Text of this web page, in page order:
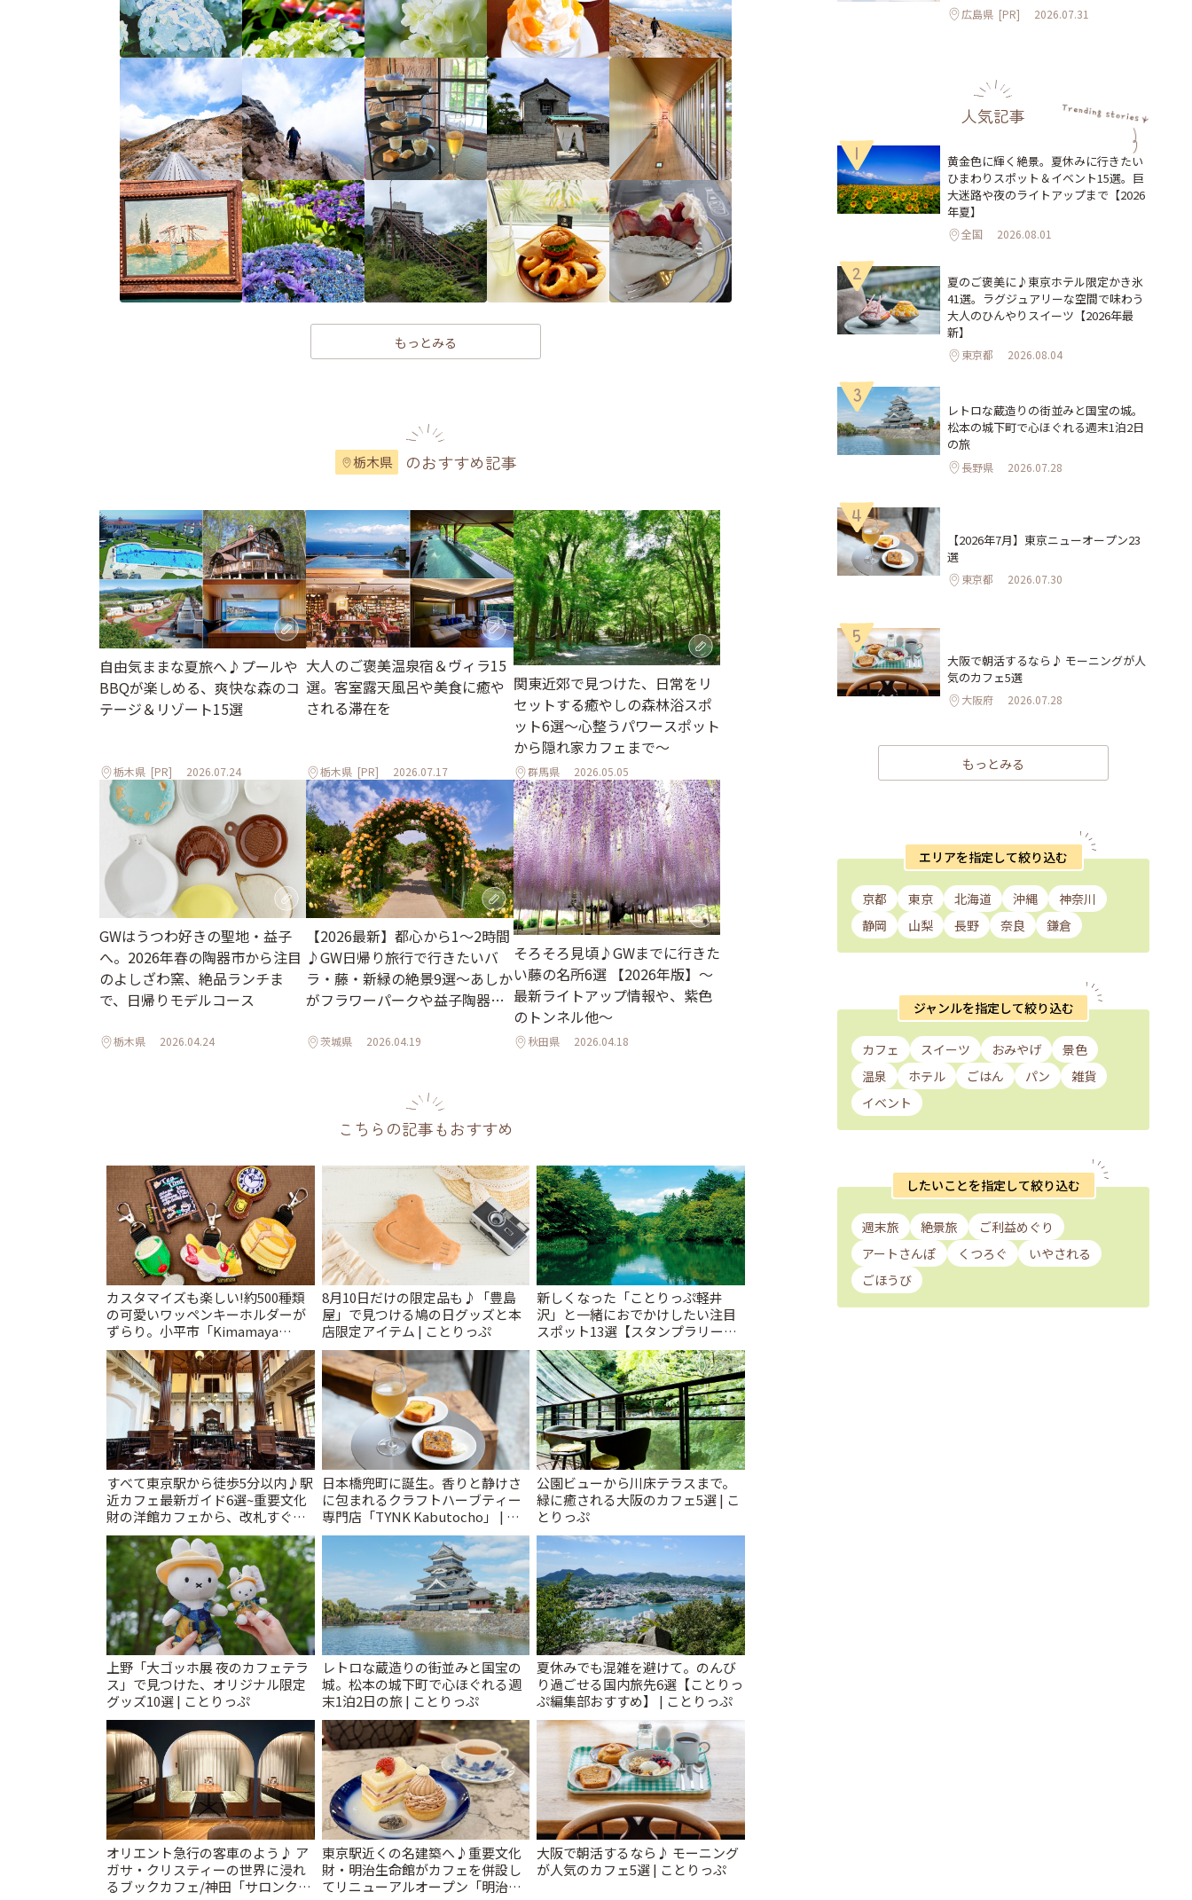
もっとみる
栃木県 のおすすめ記事
自由気ままな夏旅へ♪プールや
BBQが楽しめる、爽快な森のコ
テージ＆リゾート15選
栃木県 [PR] 2026.07.24
大人のご褒美温泉宿＆ヴィラ15
選。客室露天風呂や美食に癒や
される滞在を
栃木県 [PR] 2026.07.17
関東近郊で見つけた、日常をリ
セットする癒やしの森林浴スポ
ット6選～心整うパワースポット
から隠れ家カフェまで～
群馬県 2026.05.05
GWはうつわ好きの聖地・益子
へ。2026年春の陶器市から注目
のよしざわ窯、絶品ランチま
で、日帰りモデルコース
栃木県 2026.04.24
【2026最新】都心から1～2時間
♪GW日帰り旅行で行きたいバ
ラ・藤・新緑の絶景9選～あしか
がフラワーパークや益子陶器市
茨城県 2026.04.19
そろそろ見頃♪GWまでに行きた
い藤の名所6選 【2026年版】～
最新ライトアップ情報や、紫色
のトンネル他～
秋田県 2026.04.18
こちらの記事もおすすめ
カスタマイズも楽しい!約500種類
の可愛いワッペンキーホルダーが
ずらり。小平市「Kimamaya
T&K」 | ことりっぷ
8月10日だけの限定品も♪「豊島
屋」で見つける鳩の日グッズと本
店限定アイテム | ことりっぷ
新しくなった「ことりっぷ軽井
沢」と一緒におでかけしたい注目
スポット13選【スタンプラリー開
催中】 | ことりっぷ
すべて東京駅から徒歩5分以内♪駅
近カフェ最新ガイド6選~重要文化
財の洋館カフェから、改札すぐの
レトロ喫茶まで~ | ことりっぷ
日本橋兜町に誕生。香りと静けさ
に包まれるクラフトハーブティー
専門店「TYNK Kabutocho」 | こ
とりっぷ
公園ビューから川床テラスまで。
緑に癒される大阪のカフェ5選 | こ
とりっぷ
上野「大ゴッホ展 夜のカフェテラ
ス」で見つけた、オリジナル限定
グッズ10選 | ことりっぷ
レトロな蔵造りの街並みと国宝の
城。松本の城下町で心ほぐれる週
末1泊2日の旅 | ことりっぷ
夏休みでも混雑を避けて。のんび
り過ごせる国内旅先6選【ことりっ
ぷ編集部おすすめ】 | ことりっぷ
オリエント急行の客車のよう♪ ア
ガサ・クリスティーの世界に浸れ
るブックカフェ/神田「サロンクリ
東京駅近くの名建築へ♪重要文化
財・明治生命館がカフェを併設し
てリニューアルオープン「明治安
大阪で朝活するなら♪ モーニング
が人気のカフェ5選 | ことりっぷ
広島県 [PR] 2026.07.31
人気記事
1
黄金色に輝く絶景。夏休みに行きたい
ひまわりスポット＆イベント15選。巨
大迷路や夜のライトアップまで【2026
年夏】
全国 2026.08.01
2
夏のご褒美に♪東京ホテル限定かき氷
41選。ラグジュアリーな空間で味わう
大人のひんやりスイーツ【2026年最
新】
東京都 2026.08.04
3
レトロな蔵造りの街並みと国宝の城。
松本の城下町で心ほぐれる週末1泊2日
の旅
長野県 2026.07.28
4
【2026年7月】東京ニューオープン23
選
東京都 2026.07.30
5
大阪で朝活するなら♪ モーニングが人
気のカフェ5選
大阪府 2026.07.28
もっとみる
エリアを指定して絞り込む
京都 東京 北海道 沖縄
神奈川
静岡
山梨 長野 奈良 鎌倉
ジャンルを指定して絞り込む
カフェ スイーツ おみやげ
景色
温泉
ホテル ごはん パン
雑貨
イベント
したいことを指定して絞り込む
週末旅 絶景旅
ご利益めぐり
アートさんぽ
くつろぐ
いやされる
ごほうび